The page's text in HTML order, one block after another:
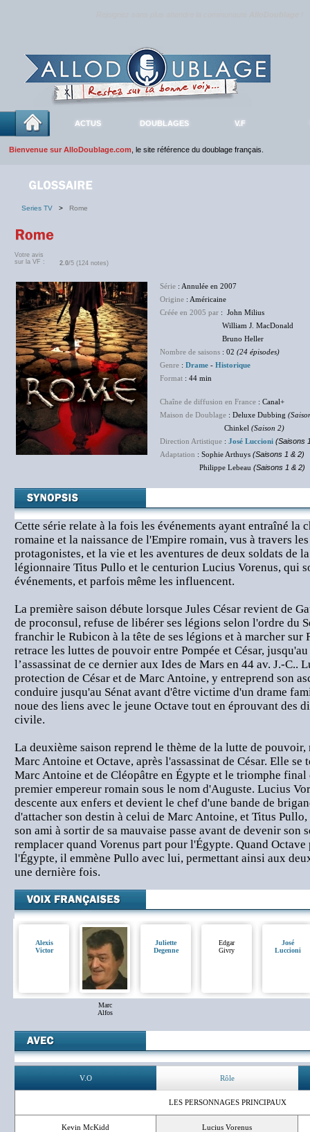
ACTUS DOUBLAGES V.F
Bienvenue sur AlloDoublage.com , le site référence du doublage français.
Series TV > Rome
Votre avis
sur la VF :
2.0/5 (124 notes)
Série : Annulée en 2007
Origine : Américaine
Créée en 2005 par : John Milius
William J. MacDonald
Bruno Heller
Nombre de saisons : 02 (24 épisodes)
Genre : Drame - Historique
Format : 44 min
Chaîne de diffusion en France : Canal+
Maison de Doublage : Deluxe Dubbing
Chinkel (Saison 2)
Direction Artistique : José Luccioni (Saisons
Adaptation : Sophie Arthuys (Saisons 1 & 2)
Philippe Lebeau (Saisons 1 & 2)
Cette série relate à la fois les événements ayant entraîné la
romaine et la naissance de l'Empire romain, vus à travers
protagonistes, et la vie et les aventures de deux soldats de
légionnaire Titus Pullo et le centurion Lucius Vorenus, qui
événements, et parfois même les influencent.
La première saison débute lorsque Jules César revient de
de proconsul, refuse de libérer ses légions selon l'ordre du
franchir le Rubicon à la tête de ses légions et à marcher sur
retrace les luttes de pouvoir entre Pompée et César,
l’assassinat de ce dernier aux Ides de Mars en 44 av. J.-C..
protection de César et de Marc Antoine, y entreprend son
conduire jusqu'au Sénat avant d'être victime d'un drame
noue des liens avec le jeune Octave tout en éprouvant des
civile.
La deuxième saison reprend le thème de la lutte de
Marc Antoine et Octave, après l'assassinat de César. Elle se
Marc Antoine et de Cléopâtre en Égypte et le triomphe
premier empereur romain sous le nom d'Auguste. Lucius
descente aux enfers et devient le chef d'une bande de
d'attacher son destin à celui de Marc Antoine, et Titus
son ami à sortir de sa mauvaise passe avant de devenir son
remplacer quand Vorenus part pour l'Égypte. Quand
l'Égypte, il emmène Pullo avec lui, permettant ainsi aux
une dernière fois.
Alexis
Victor
Marc
Alfos
Juliette
Degenne
Edgar
Givry
José
Luccioni
V.O Rôle
LES PERSONNAGES PRINCIPAUX
Kevin McKidd Lucius Vorenus